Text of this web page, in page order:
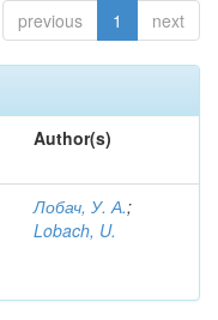
previous 1 next
Author(s)
Лобач, У. А.;
Lobach, U.